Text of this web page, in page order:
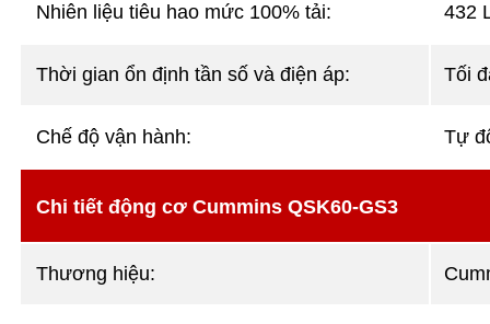
Nhiên liệu tiêu hao mức 100% tải: 432
Thời gian ổn định tần số và điện áp: Tối
Chế độ vận hành: Tự
Chi tiết động cơ Cummins QSK60-GS3
Thương hiệu: